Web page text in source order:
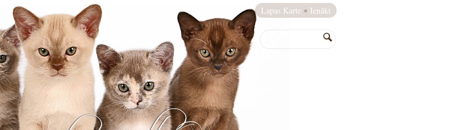
Lapas Karte Ienākt